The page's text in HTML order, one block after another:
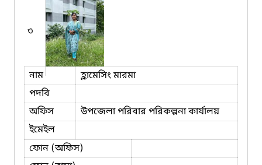
৩
নাম
হ্লামেসিং মারমা
পদবি
অফিস
উপজেলা পরিবার পরিকল্পনা কার্যালয়
ইমেইল
ফোন (অফিস)